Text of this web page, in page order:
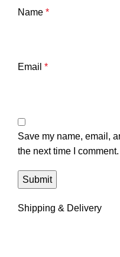
Name *
Email *
Save my name, email,
the next time I comment.
Shipping & Delivery